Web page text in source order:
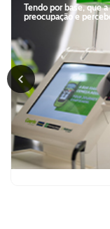
Tendo por base, que
preocupação e
precioso, a Guerin
100% digital e
veículo, todo o
kiosks e